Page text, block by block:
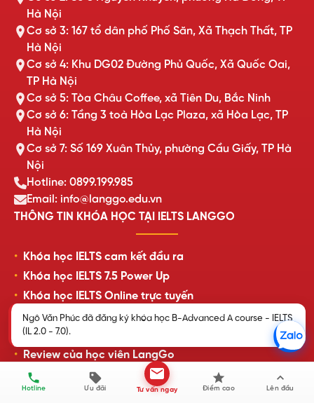
Hotline Ưu đãi Tư vấn ngay Điểm cao Lên đầu
Ngô Văn Phúc đã đăng ký khóa học B-Advanced A course - IELTS
(IL 2.0 - 7.0).
Hà Nội
Cơ sở 3: 167 tổ dân phố Phố Săn, Xã Thạch Thất, TP
Hà Nội
Cơ sở 4: Khu DG02 Đường Phủ Quốc, Xã Quốc Oai,
TP Hà Nội
Cơ sở 5: Tòa Châu Coffee, xã Tiên Du, Bắc Ninh
Cơ sở 6: Tầng 3 toà Hòa Lạc Plaza, xã Hòa Lạc, TP
Hà Nội
Cơ sở 7: Số 169 Xuân Thủy, phường Cầu Giấy, TP Hà
Nội
Hotline: 0899.199.985
Email: info@langgo.edu.vn
THÔNG TIN KHÓA HỌC TẠI IELTS LANGGO
Khóa học IELTS cam kết đầu ra
Khóa học IELTS 7.5 Power Up
Khóa học IELTS Online trực tuyến
Khóa học IELTS cấp tốc
Lịch khai giảng lớp học mới nhất
Review của học viên LangGo